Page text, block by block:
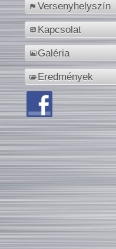
Versenyhelyszín
Kapcsolat
Galéria
Eredmények